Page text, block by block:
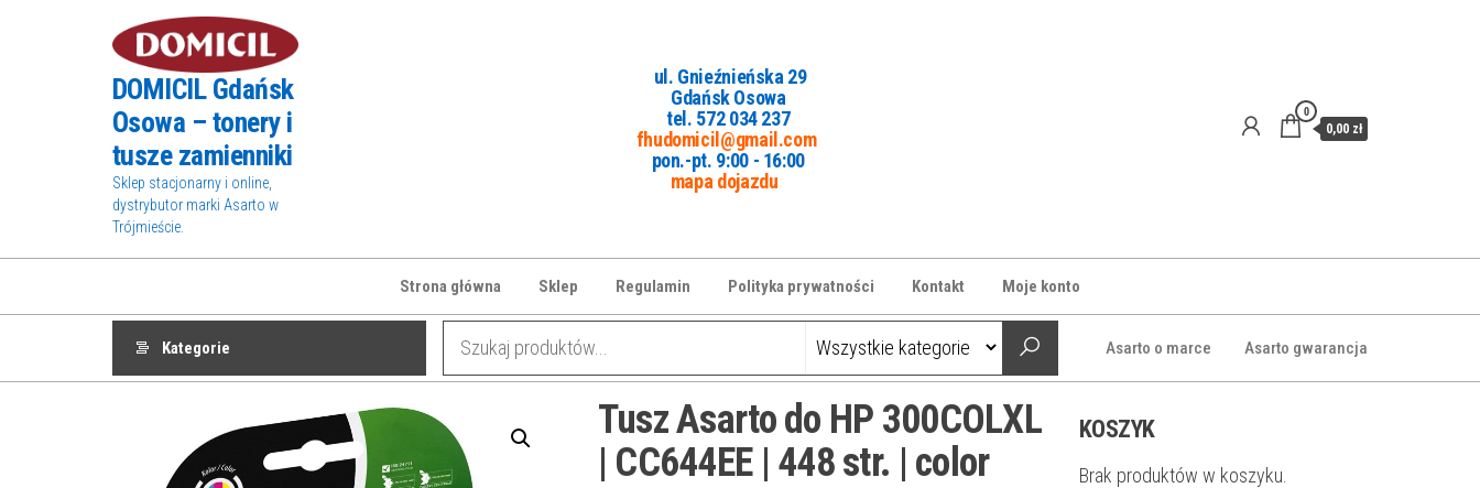
DOMICIL Gdańsk
Osowa – tonery i
tusze zamienniki
Sklep stacjonarny i online,
dystrybutor marki Asarto w
Trójmieście.
ul. Gnieźnieńska 29
Gdańsk Osowa
tel. 572 034 237
fhudomicil@gmail.com
pon.-pt. 9:00 - 16:00
mapa dojazdu
0
0,00 zł
Strona główna Sklep Regulamin Polityka prywatności Kontakt Moje konto
Kategorie Asarto o marce Asarto gwarancja
Tusz Asarto do HP 300COLXL
| CC644EE | 448 str. | color
KOSZYK
Brak produktów w koszyku.